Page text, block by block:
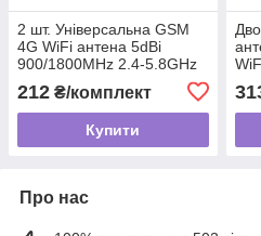
2 шт. Універсальна GSM
4G WiFi антена 5dBi
900/1800MHz 2.4-5.8GHz
SMA для роутера, модему,
репітера
212 ₴/комплект
Купити
Про нас